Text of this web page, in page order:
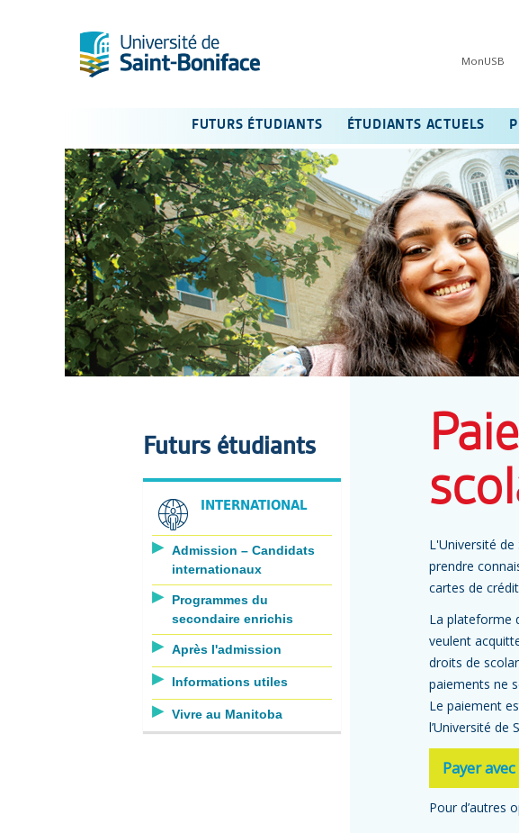
MonUSB
FUTURS ÉTUDIANTS ÉTUDIANTS ACTUELS
L'Université
prendre
cartes de
La plateforme
veulent
droits de
paiements ne
Le paiement
l’Université de
Payer
Pour d’autres
Futurs étudiants
INTERNATIONAL
Admission – Candidats
internationaux
Programmes du
secondaire enrichis
Après l'admission
Informations utiles
Vivre au Manitoba